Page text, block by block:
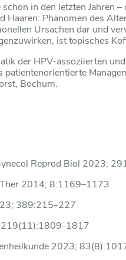
in den letzten Jahren
Haaren: Phänomen des
Ursachen dar und
ist topisches
der HPV-assoziierten
patientenorientierte
Bochum.
Reprod Biol 2023;
Ther 2014; 8:1169–1173
389:215–227
219(11):1809-1817
2023;